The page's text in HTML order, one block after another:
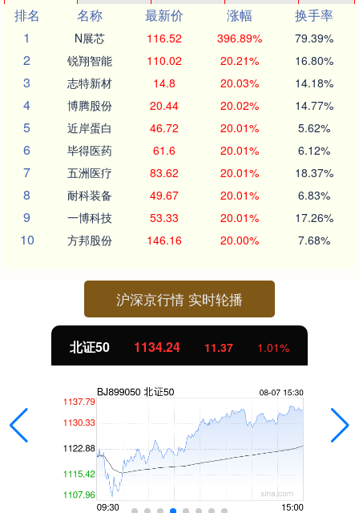
排名
名称 最新价 涨幅
换手率
1
N展芯 116.52 396.89% 79.39%
2 锐翔智能 110.02 20.21% 16.80%
3 志特新材 14.8 20.03% 14.18%
4 博腾股份 20.44 20.02% 14.77%
5 近岸蛋白 46.72 20.01% 5.62%
6 毕得医药 61.6 20.01% 6.12%
7 五洲医疗 83.62 20.01% 18.37%
8 耐科装备 49.67 20.01% 6.83%
9 一博科技 53.33 20.01% 17.26%
10 方邦股份 146.16 20.00% 7.68%
沪深京行情 实时轮播
北证50 1134.24 11.37 1.01%